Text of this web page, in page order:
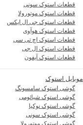
قطعات استوک سونی
قطعات استوک موتورولا
قطعات استوک جی ال ایکس
قطعات استوک هوآوی
قطعات استوک اچ تی سی
قطعات استوک ال جی
قطعات استوک آیفون
موبایل استوک
گوشی استوک سامسونگ
گوشی استوک شیائومی
گوشی استوک نوکیا
گوشی استوک سونی
گوشی استوک موتورولا